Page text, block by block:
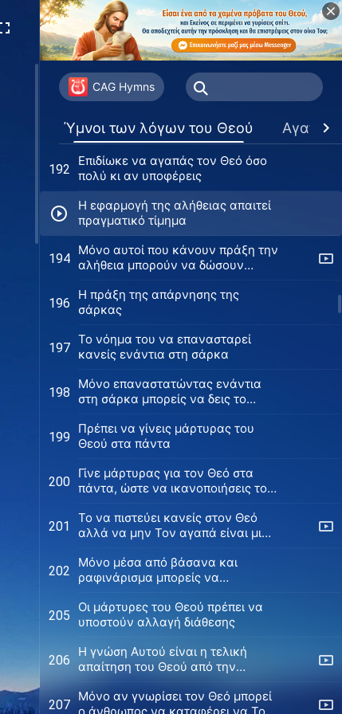
CAG Hymns
Ύμνοι των λόγων του Θεού
187
Μόνο μέσω επώδυνων δοκιμασιών
μπορείς να γνωρίσεις την ομορφιά
του Θεού
188
Μπορείς να αγαπήσεις πραγματικά
τον Θεό μόνο μέσα από βάσανα
και δοκιμασίες
190 Θεό απολαμβάνοντας τη χάρη Του
192
Επιδίωκε να αγαπάς τον Θεό όσο
πολύ κι αν υποφέρεις
Η εφαρμογή της αλήθειας απαιτεί
πραγματικό τίμημα
194
Μόνο αυτοί που κάνουν πράξη την
αλήθεια μπορούν να δώσουν
196
Η πράξη της απάρνησης της
σάρκας
197
Το νόημα του να επανασταρεί
κανείς ενάντια στη σάρκα
198
Μόνο επαναστατώντας ενάντια
στη σάρκα μπορείς να δεις το
199
Πρέπει να γίνεις μάρτυρας του
Θεού στα πάντα
200
Γίνε μάρτυρας για τον Θεό στα
πάντα, ώστε να ικανοποιήσεις τον
201
Το να πιστεύει κανείς στον Θεό
αλλά να μην Τον αγαπά είναι μια
202
Μόνο μέσα από βάσανα και
ραφινάρισμα μπορείς να
Θεό
205
Οι μάρτυρες του Θεού πρέπει να
υποστούν αλλαγή διάθεσης
206
H γνώση Αυτού είναι η τελική
απαίτηση του Θεού από την
207
Μόνο αν γνωρίσει τον Θεό μπορεί